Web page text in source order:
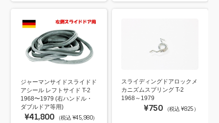
ジャーマンサイドスライドド
アシール レフトサイド T-2
1968〜1979 (右ハンドル・
ダブルドア等用)
¥41,800 （税込 ¥45,980）
スライディングドアロックメ
カニズムスプリング T-2
1968～1979
¥750 （税込 ¥825）